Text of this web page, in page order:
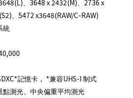
3648 x 2432(M)
2736 x
5472 x3648(RAW/C-RAW)
統
記憶卡， *兼容UHS-I 制式
點測光、中央偏重平均測光